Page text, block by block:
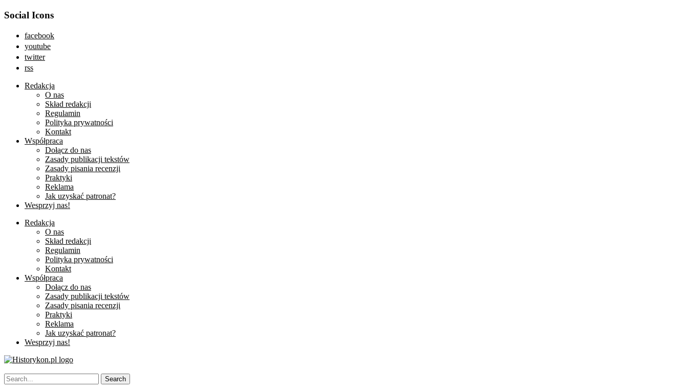
Social Icons
facebook
youtube
twitter
rss
Redakcja
O nas
Skład redakcji
Regulamin
Polityka prywatności
Kontakt
Współpraca
Dołącz do nas
Zasady publikacji tekstów
Zasady pisania recenzji
Praktyki
Reklama
Jak uzyskać patronat?
Wesprzyj nas!
Redakcja
O nas
Skład redakcji
Regulamin
Polityka prywatności
Kontakt
Współpraca
Dołącz do nas
Zasady publikacji tekstów
Zasady pisania recenzji
Praktyki
Reklama
Jak uzyskać patronat?
Wesprzyj nas!